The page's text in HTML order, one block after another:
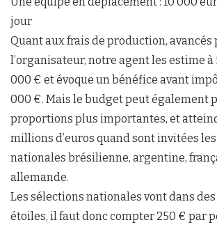
jour
Quant aux frais de production, avancés
l’organisateur, notre agent les estime à
000 € et évoque un bénéfice avant
000 €. Mais le budget peut également
proportions plus importantes, et
millions d’euros quand sont invitées
nationales brésilienne, argentine,
allemande.
Les sélections nationales vont dans des
étoiles, il faut donc compter 250 € par